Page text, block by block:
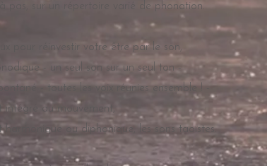
pas, sur un répertoire varié de phonation.
pour réinvestir votre être par le son,
- un seul son sur un seul ton -
- toutes les voix réunies ensemble ! -
intégré au mouvement,
harmonique ou diphonique, les sons taoïstes.